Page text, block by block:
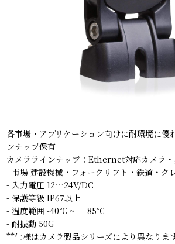
各市場・アプリケーション向けに耐環境に優
ンナップ保有
カメララインナップ：Ethernet対応カメラ
- 市場 建設機械・フォークリフト・鉄道・ク
- 入力電圧 12…24V/DC
- 保護等級 IP67以上
- 温度範囲 -40℃ ~ ＋ 85℃
- 耐振動 50G
**仕様はカメラ製品シリーズにより異なります